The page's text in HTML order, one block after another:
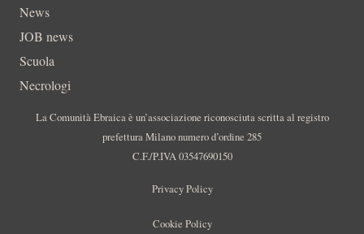
News
JOB news
Scuola
Necrologi
La Comunità Ebraica è un’associazione riconosciuta scritta al registro
prefettura Milano numero d’ordine 285
C.F./P.IVA 03547690150
Privacy Policy
Cookie Policy